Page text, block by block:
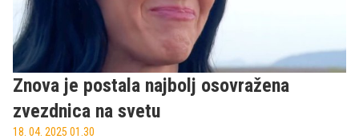
Znova je postala najbolj osovražena
zvezdnica na svetu
18. 04. 2025 01.30